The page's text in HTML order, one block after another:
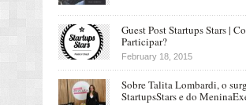
Guest Post Startups Stars |
Participar?
February 18, 2015
Sobre Talita Lombardi, o
StartupsStars e do